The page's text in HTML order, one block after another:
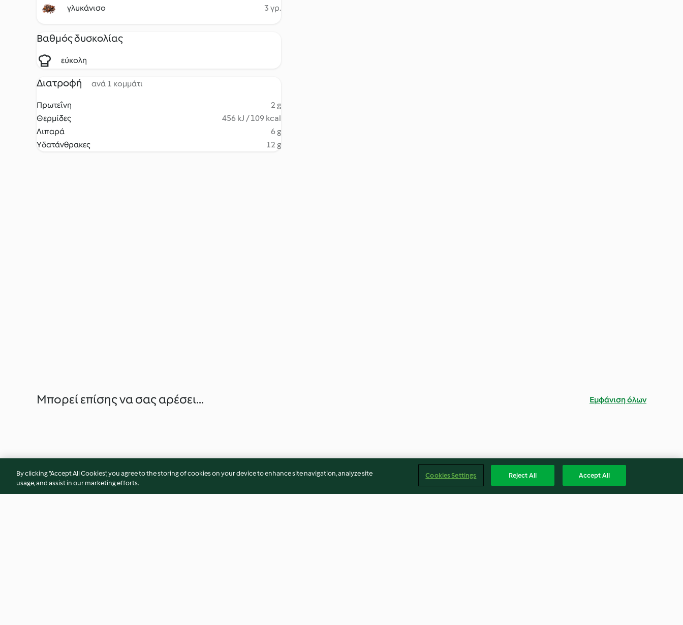
γλυκάνισο 3 γρ.
Βαθμός δυσκολίας
εύκολη
Διατροφή ανά 1 κομμάτι
Πρωτεΐνη
2 g
Θερμίδες
456 kJ / 109 kcal
Λιπαρά
6 g
Υδατάνθρακες
12 g
Μπορεί επίσης να σας αρέσει... Εμφάνιση όλων
By clicking “Accept All Cookies”, you agree to the storing of cookies on your device to enhance site navigation, analyze site
usage, and assist in our marketing efforts.
Cookies Settings Reject All Accept All